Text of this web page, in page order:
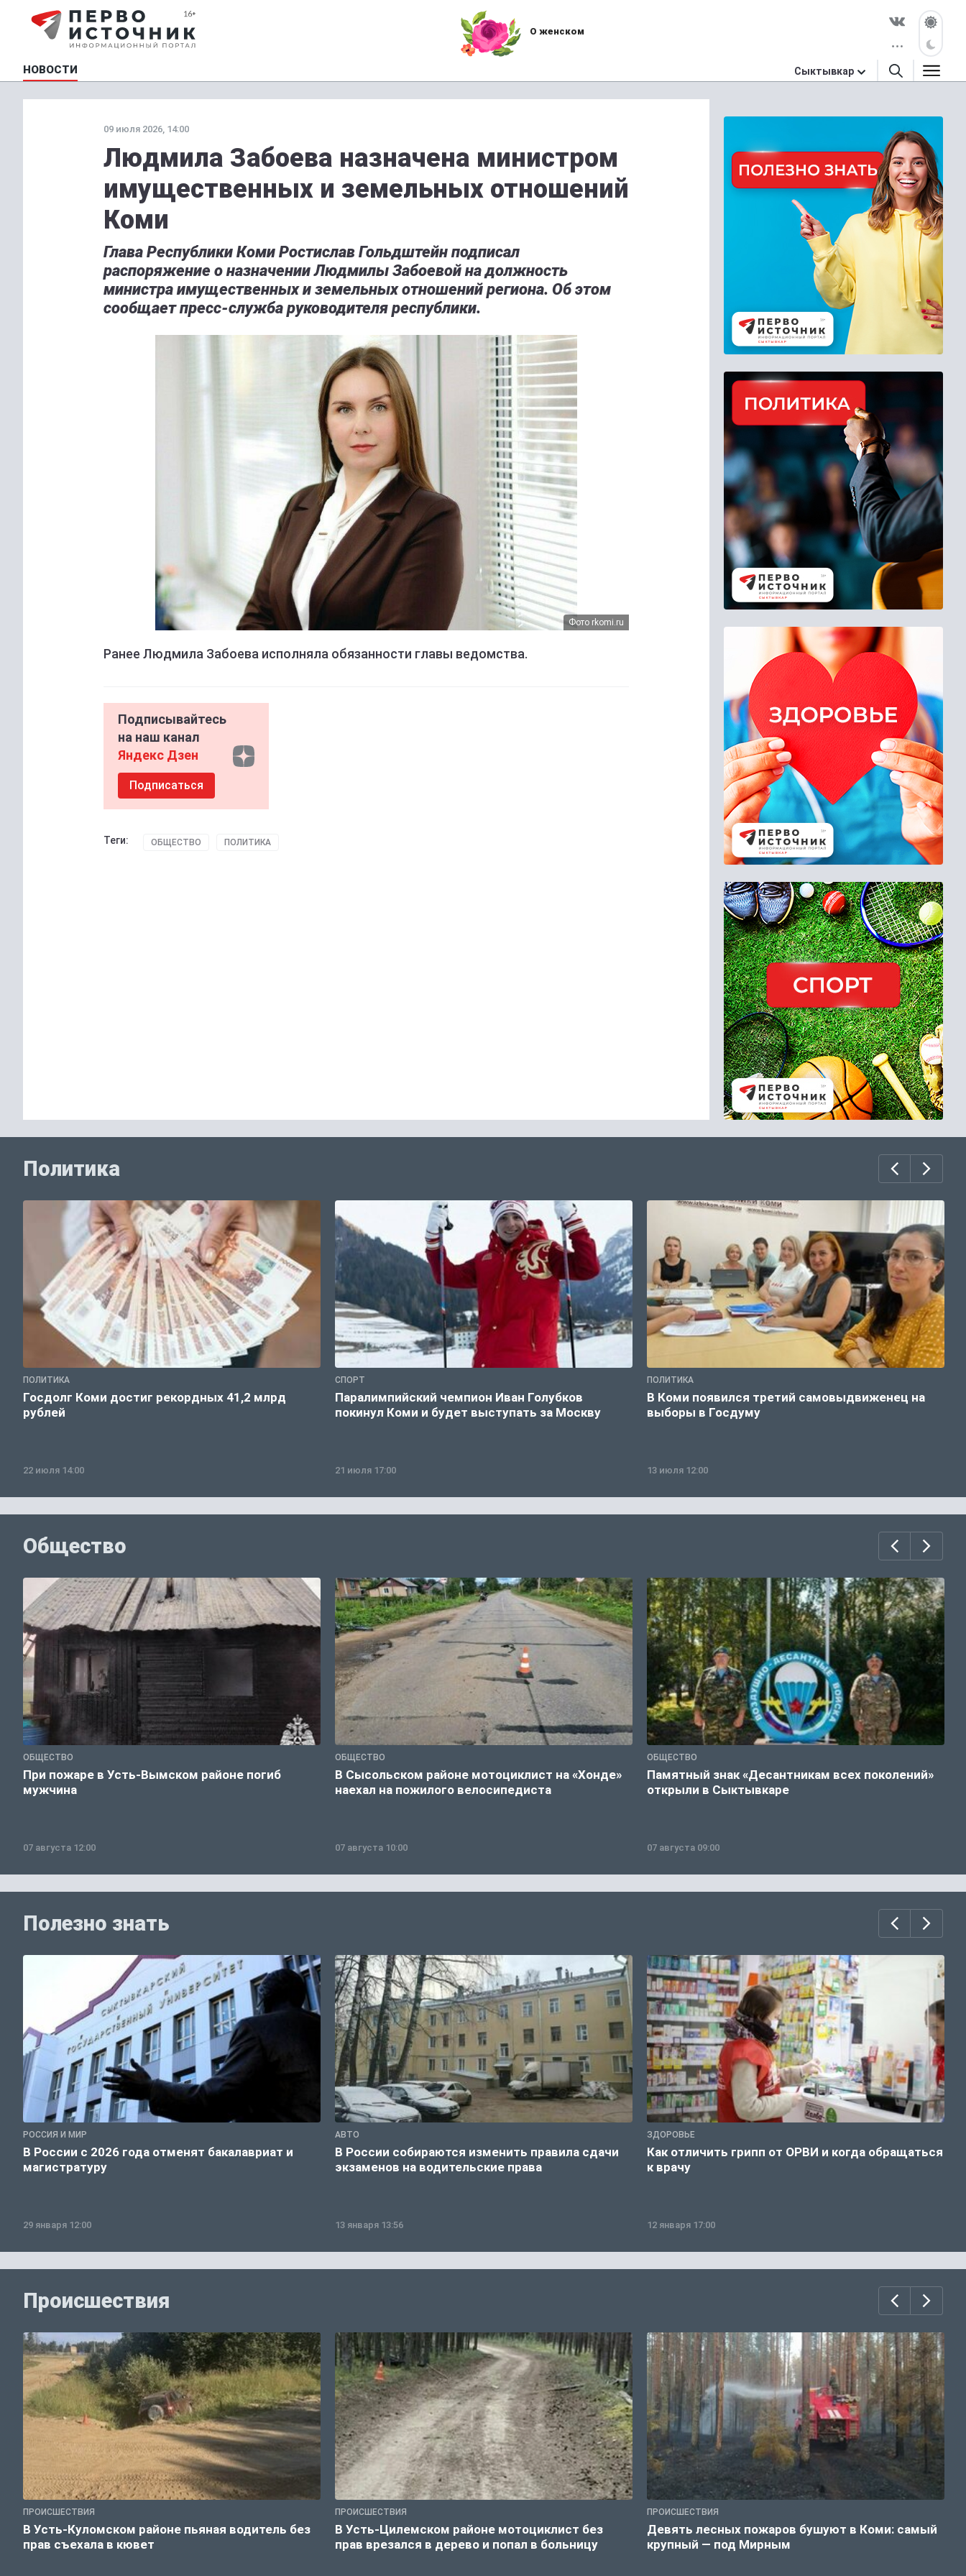
О женском
НОВОСТИ Сыктывкар
09 июля 2026, 14:00
Людмила Забоева назначена министром
имущественных и земельных отношений
Коми
Глава Республики Коми Ростислав Гольдштейн подписал
распоряжение о назначении Людмилы Забоевой на должность
министра имущественных и земельных отношений региона. Об этом
сообщает пресс-служба руководителя республики.
Фото rkomi.ru
Ранее Людмила Забоева исполняла обязанности главы ведомства.
Подписывайтесь
на наш канал
Яндекс Дзен
Подписаться
Теги: ОБЩЕСТВО ПОЛИТИКА
Политика
ПОЛИТИКА
Госдолг Коми достиг рекордных 41,2 млрд
рублей
22 июля 14:00
СПОРТ
Паралимпийский чемпион Иван Голубков
покинул Коми и будет выступать за Москву
21 июля 17:00
ПОЛИТИКА
В Коми появился третий самовыдвиженец на
выборы в Госдуму
13 июля 12:00
Общество
ОБЩЕСТВО
При пожаре в Усть-Вымском районе погиб
мужчина
07 августа 12:00
ОБЩЕСТВО
В Сысольском районе мотоциклист на «Хонде»
наехал на пожилого велосипедиста
07 августа 10:00
ОБЩЕСТВО
Памятный знак «Десантникам всех поколений»
открыли в Сыктывкаре
07 августа 09:00
Полезно знать
РОССИЯ И МИР
В России с 2026 года отменят бакалавриат и
магистратуру
29 января 12:00
АВТО
В России собираются изменить правила сдачи
экзаменов на водительские права
13 января 13:56
ЗДОРОВЬЕ
Как отличить грипп от ОРВИ и когда обращаться
к врачу
12 января 17:00
Происшествия
ПРОИСШЕСТВИЯ
В Усть-Куломском районе пьяная водитель без
прав съехала в кювет
ПРОИСШЕСТВИЯ
В Усть-Цилемском районе мотоциклист без
прав врезался в дерево и попал в больницу
ПРОИСШЕСТВИЯ
Девять лесных пожаров бушуют в Коми: самый
крупный — под Мирным